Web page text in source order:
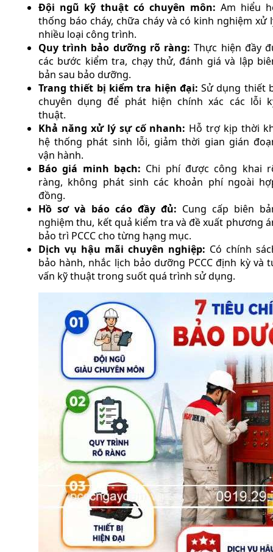
Đội ngũ kỹ thuật có chuyên môn: Am hiểu
thống báo cháy, chữa cháy và có kinh nghiệm xử
nhiều loại công trình.
Quy trình bảo dưỡng rõ ràng: Thực hiện đầy
các bước kiểm tra, chạy thử, đánh giá và lập
bản sau bảo dưỡng.
Trang thiết bị kiểm tra hiện đại:Sử dụng thiết
chuyên dụng để phát hiện chính xác các lỗi
thuật.
Khả năng xử lý sự cố nhanh: Hỗ trợ kịp thời
hệ thống phát sinh lỗi, giảm thời gian gián
vận hành.
Báo giá minh bạch: Chi phí được công khai
ràng, không phát sinh các khoản phí ngoài
đồng.
Hồ sơ và báo cáo đầy đủ: Cung cấp biên
nghiệm thu, kết quả kiểm tra và đề xuất phương
bảo trì PCCC cho từng hạng mục.
Dịch vụ hậu mãi chuyên nghiệp: Có chính
bảo hành, nhắc lịch bảo dưỡng PCCC định kỳ và
vấn kỹ thuật trong suốt quá trình sử dụng.